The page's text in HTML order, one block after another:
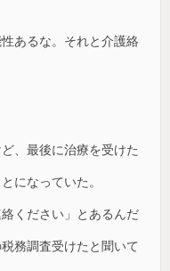
あるな。それと介護絡
、最後に治療を受けた
になっていた。
ください」とあるんだ
務調査受けたと聞いて